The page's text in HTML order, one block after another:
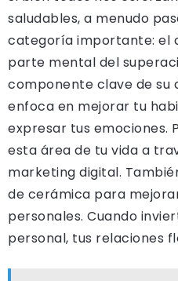
saludables, a menudo
categoría importante: el
parte mental del
componente clave de su
enfoca en mejorar tu
expresar tus emociones.
esta área de tu vida a
marketing digital.
de cerámica para
personales. Cuando
personal, tus relaciones